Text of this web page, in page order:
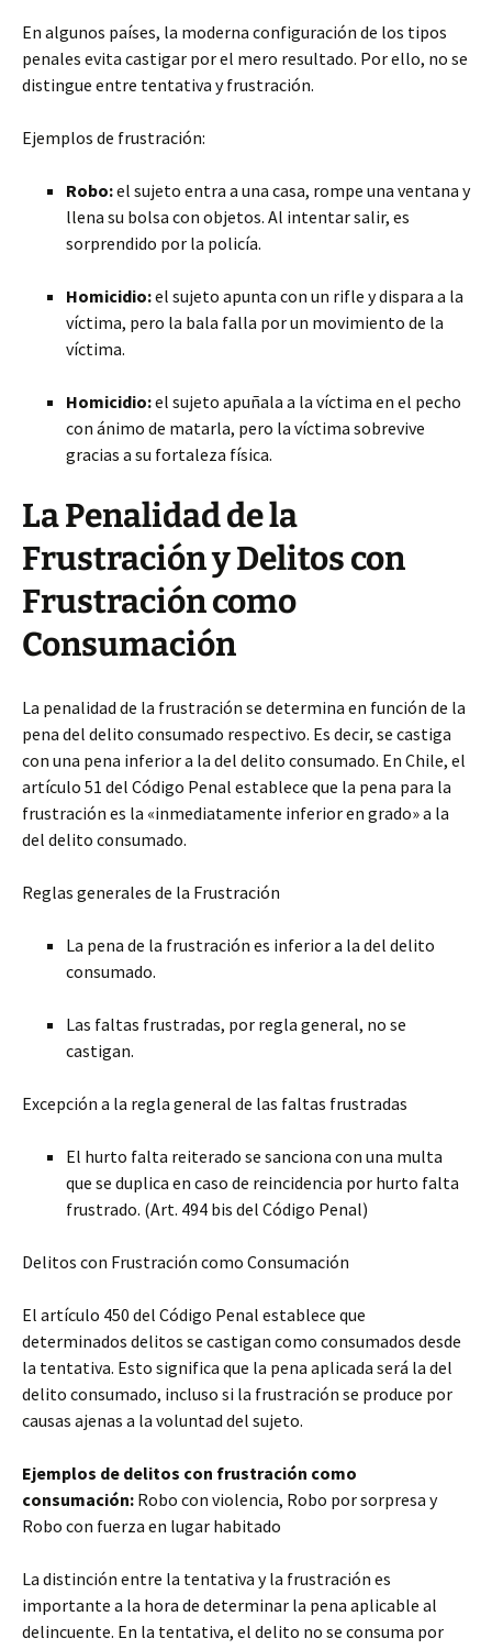
En algunos países, la moderna configuración de los tipos
penales evita castigar por el mero resultado. Por ello, no se
distingue entre tentativa y frustración.
Ejemplos de frustración:
Robo:el sujeto entra a una casa, rompe una ventana y
llena su bolsa con objetos. Al intentar salir, es
sorprendido por la policía.
Homicidio:el sujeto apunta con un rifle y dispara a la
víctima, pero la bala falla por un movimiento de la
víctima.
Homicidio:el sujeto apuñala a la víctima en el pecho
con ánimo de matarla, pero la víctima sobrevive
gracias a su fortaleza física.
La Penalidad de la
Frustración y Delitos con
Frustración como
Consumación
La penalidad de la frustración se determina en función de la
pena del delito consumado respectivo. Es decir, se castiga
con una pena inferior a la del delito consumado. En Chile, el
artículo 51 del Código Penal establece que la pena para la
frustración es la «inmediatamente inferior en grado» a la
del delito consumado.
Reglas generales de la Frustración
La pena de la frustración es inferior a la del delito
consumado.
Las faltas frustradas, por regla general, no se
castigan.
Excepción a la regla general de las faltas frustradas
El hurto falta reiterado se sanciona con una multa
que se duplica en caso de reincidencia por hurto falta
frustrado. (Art. 494 bis del Código Penal)
Delitos con Frustración como Consumación
El artículo 450 del Código Penal establece que
determinados delitos se castigan como consumados desde
la tentativa. Esto significa que la pena aplicada será la del
delito consumado, incluso si la frustración se produce por
causas ajenas a la voluntad del sujeto.
Ejemplos de delitos con frustración como
consumación: Robo con violencia, Robo por sorpresa y
Robo con fuerza en lugar habitado
La distinción entre la tentativa y la frustración es
importante a la hora de determinar la pena aplicable al
delincuente. En la tentativa, el delito no se consuma por